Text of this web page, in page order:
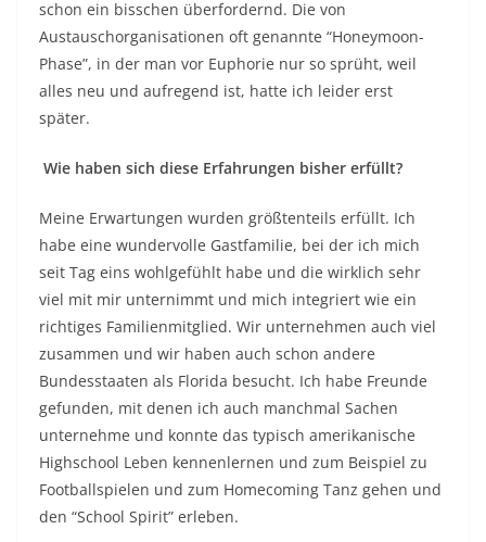
schon ein bisschen überfordernd. Die von
Austauschorganisationen oft genannte “Honeymoon-
Phase”, in der man vor Euphorie nur so sprüht, weil
alles neu und aufregend ist, hatte ich leider erst
später.
Wie haben sich diese Erfahrungen bisher erfüllt?
Meine Erwartungen wurden größtenteils erfüllt. Ich
habe eine wundervolle Gastfamilie, bei der ich mich
seit Tag eins wohlgefühlt habe und die wirklich sehr
viel mit mir unternimmt und mich integriert wie ein
richtiges Familienmitglied. Wir unternehmen auch viel
zusammen und wir haben auch schon andere
Bundesstaaten als Florida besucht. Ich habe Freunde
gefunden, mit denen ich auch manchmal Sachen
unternehme und konnte das typisch amerikanische
Highschool Leben kennenlernen und zum Beispiel zu
Footballspielen und zum Homecoming Tanz gehen und
den “School Spirit” erleben.